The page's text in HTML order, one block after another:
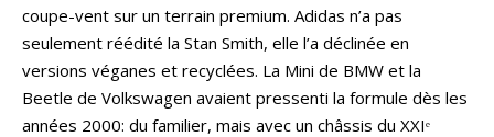
coupe-vent sur un terrain premium. Adidas n’a pas
seulement réédité la Stan Smith, elle l’a déclinée en
versions véganes et recyclées. La Mini de BMW et la
Beetle de Volkswagen avaient pressenti la formule dès les
années 2000: du familier, mais avec un châssis du XXIᵉ